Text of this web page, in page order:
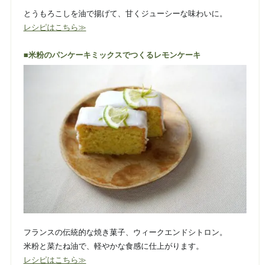
とうもろこしを油で揚げて、甘くジューシーな味わいに。
レシピはこちら≫
■米粉のパンケーキミックスでつくるレモンケーキ
フランスの伝統的な焼き菓子、ウィークエンドシトロン。
米粉と菜たね油で、軽やかな食感に仕上がります。
レシピはこちら≫